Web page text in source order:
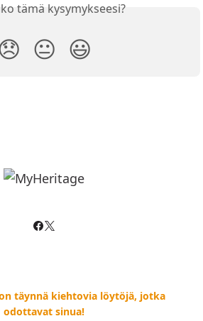
tämä kysymykseesi?
😐 😃
täynnä kiehtovia löytöjä, jotka
odottavat sinua!